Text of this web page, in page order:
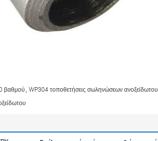
βαθμού WP304 τοποθετήσεις σωληνώσεων ανοξείδωτου